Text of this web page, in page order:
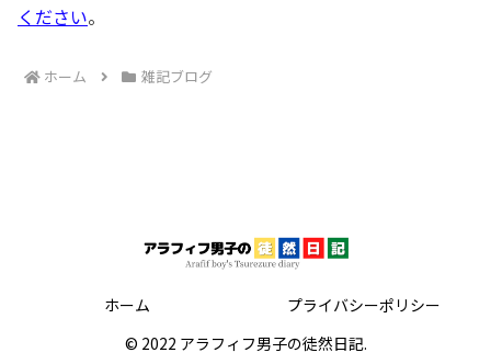
ください。
ホーム 雑記ブログ
ホーム
プライバシーポリシー
© 2022 アラフィフ男子の徒然日記.